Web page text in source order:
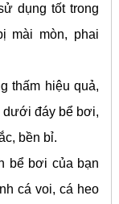
dụng tốt trong
mài mòn, phai
thấm hiệu quả,
dưới đáy bể bơi,
bền bỉ.
bể bơi của bạn
cá voi, cá heo